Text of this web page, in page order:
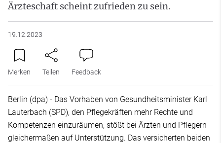
Ärzteschaft scheint zufrieden zu sein.
19.12.2023
Merken Teilen Feedback
Berlin (dpa) - Das Vorhaben von Gesundheitsminister Karl
Lauterbach (SPD), den Pflegekräften mehr Rechte und
Kompetenzen einzuräumen, stößt bei Ärzten und Pflegern
gleichermaßen auf Unterstützung. Das versicherten beiden